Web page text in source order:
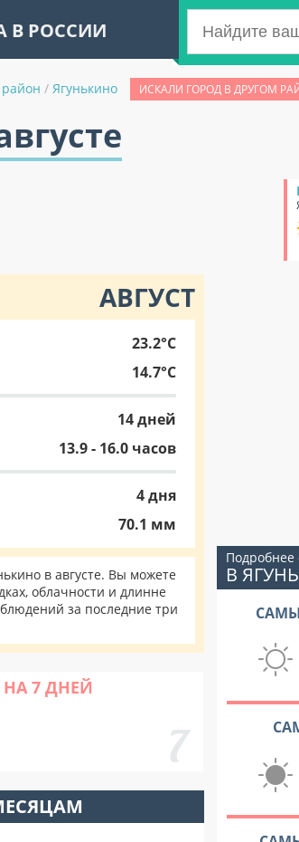
В РОССИИ
/ Ягунькино ИСКАЛИ ГОРОД В ДРУГОМ
АВГУСТ
23.2°C
14.7°C
14 дней
13.9 - 16.0 часов
4 дня
70.1 мм
в августе. Вы можете
облачности и длинне
за последние три
7 ДНЕЙ
Подробнее
В